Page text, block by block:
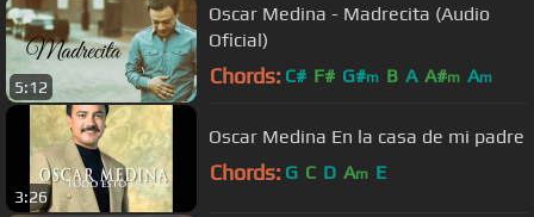
5:12
Oscar Medina - Madrecita (Audio
Oficial)
Chords: C# F# G#m B A A#m Am
3:26
Oscar Medina En la casa de mi padre
Chords: G C D Am E